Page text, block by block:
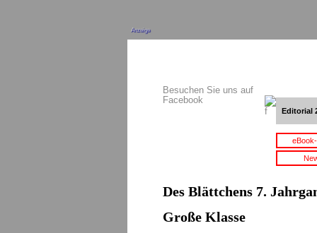
Anzeige
Besuchen Sie uns auf
Facebook
Editorial
Des Blättchens 7.
Große Klasse